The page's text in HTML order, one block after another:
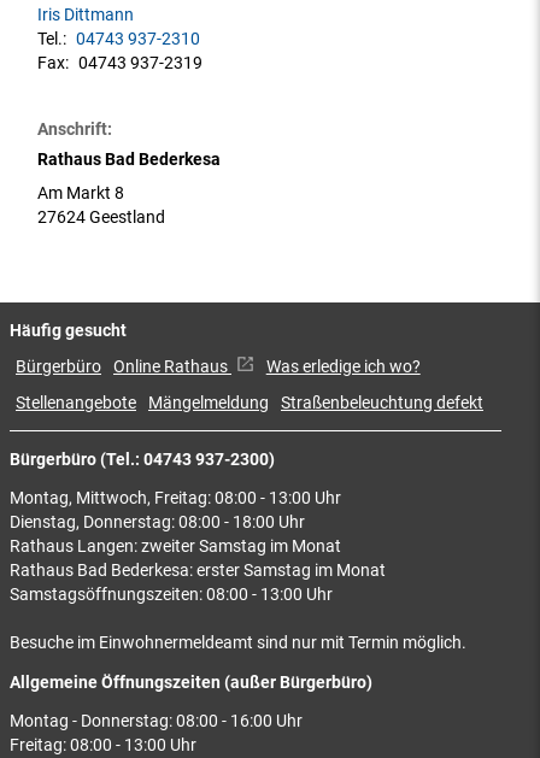
Iris Dittmann
Tel.: 04743 937-2310
Fax: 04743 937-2319
Anschrift:
Rathaus Bad Bederkesa
Am Markt 8
27624 Geestland
Bürgerbüro (Tel.: 04743 937-2300)
Montag, Mittwoch, Freitag: 08:00 - 13:00 Uhr
Dienstag, Donnerstag: 08:00 - 18:00 Uhr
Rathaus Langen: zweiter Samstag im Monat
Rathaus Bad Bederkesa: erster Samstag im Monat
Samstagsöffnungszeiten: 08:00 - 13:00 Uhr
Besuche im Einwohnermeldeamt sind nur mit Termin möglich.
Allgemeine Öffnungszeiten (außer Bürgerbüro)
Montag - Donnerstag: 08:00 - 16:00 Uhr
Freitag: 08:00 - 13:00 Uhr
Häufig gesucht
Bürgerbüro Online Rathaus
Was erledige ich wo?
Stellenangebote
Mängelmeldung Straßenbeleuchtung defekt